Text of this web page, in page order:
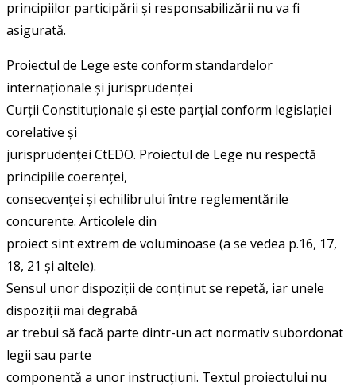
principiilor participării și responsabilizării nu va fi
asigurată.
Proiectul de Lege este conform standardelor
internaționale și jurisprudenței
Curții Constituționale și este parțial conform legislației
corelative și
jurisprudenței CtEDO. Proiectul de Lege nu respectă
principiile coerenței,
consecvenței și echilibrului între reglementările
concurente. Articolele din
proiect sint extrem de voluminoase (a se vedea p.16, 17,
18, 21 și altele).
Sensul unor dispoziții de conținut se repetă, iar unele
dispoziții mai degrabă
ar trebui să facă parte dintr-un act normativ subordonat
legii sau parte
componentă a unor instrucțiuni. Textul proiectului nu